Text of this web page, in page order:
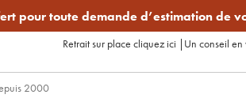
pour toute demande d’estimation de
Retrait sur place cliquez ici | Un conseil en